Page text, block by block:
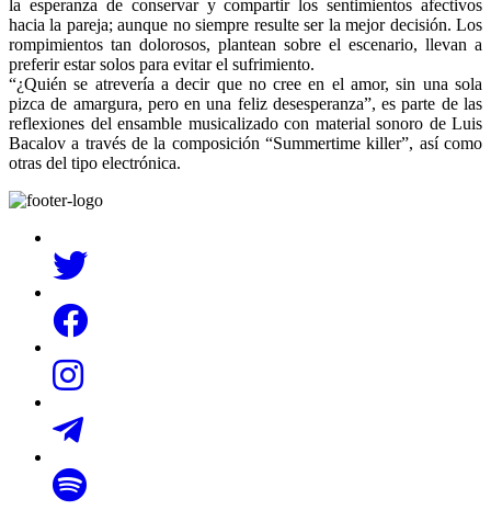
la esperanza de conservar y compartir los sentimientos afectivos
hacia la pareja; aunque no siempre resulte ser la mejor decisión. Los
rompimientos tan dolorosos, plantean sobre el escenario, llevan a
preferir estar solos para evitar el sufrimiento.
“¿Quién se atrevería a decir que no cree en el amor, sin una sola
pizca de amargura, pero en una feliz desesperanza”, es parte de las
reflexiones del ensamble musicalizado con material sonoro de Luis
Bacalov a través de la composición “Summertime killer”, así como
otras del tipo electrónica.